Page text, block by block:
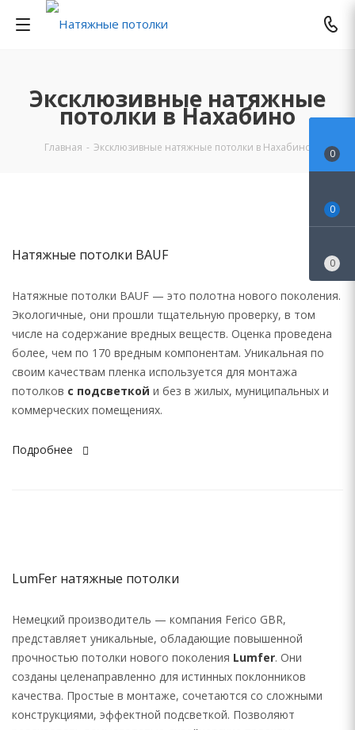
Эксклюзивные натяжные
потолки в Нахабино
Главная - Эксклюзивные натяжные потолки в Нахабино
Натяжные потолки BAUF
Натяжные потолки BAUF — это полотна нового поколения.
Экологичные, они прошли тщательную проверку, в том
числе на содержание вредных веществ. Оценка проведена
более, чем по 170 вредным компонентам. Уникальная по
своим качествам пленка используется для монтажа
потолков с подсветкой и без в жилых, муниципальных и
коммерческих помещениях.
Подробнее
LumFer натяжные потолки
Немецкий производитель — компания Ferico GBR,
представляет уникальные, обладающие повышенной
прочностью потолки нового поколения Lumfer. Они
созданы целенаправленно для истинных поклонников
качества. Простые в монтаже, сочетаются со сложными
конструкциями, эффектной подсветкой. Позволяют
0
0
0